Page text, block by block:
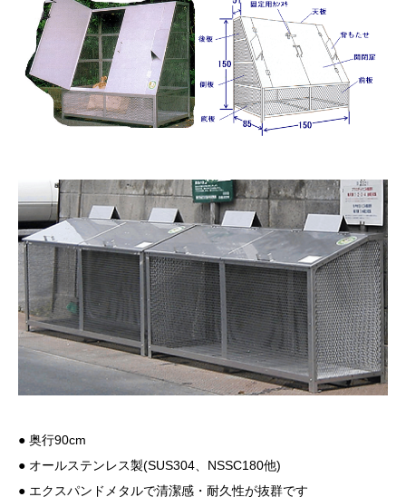
● 奥行90cm
● オールステンレス製(SUS304、NSSC180他)
● エクスパンドメタルで清潔感・耐久性が抜群です